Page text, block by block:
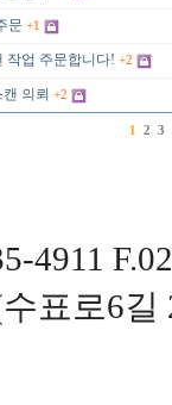
문 +1
작업 주문합니다! +2
의뢰 +2
1 2 3
4911
표로6